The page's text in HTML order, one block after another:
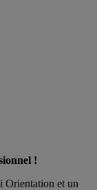
!
Orientation et un